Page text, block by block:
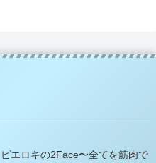
エロキの2Face〜全てを筋肉で